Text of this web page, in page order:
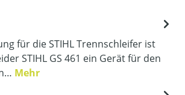
für die STIHL Trennschleifer ist
STIHL GS 461 ein Gerät für den
Mehr